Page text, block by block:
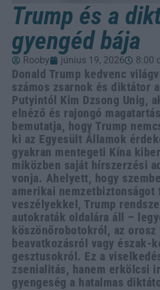
Trump és a
gyengéd bája
Rooby június 19, 2026 8:00
Donald Trump kedvenc
számos zsarnok és diktátor
Putyintól Kim Dzsong Unig,
elnéző és rajongó
bemutatja, hogy Trump
ki az Egyesült Államok
gyakran mentegeti Kína
miközben saját hírszerzési
vonja. Ahelyett, hogy
amerikai nemzetbiztonságot
veszélyekkel, Trump
autokraták oldalára áll –
köszönőrobotokról, az orosz
beavatkozásról vagy észak-
gesztusokról. Ez a
zsenialitás, hanem erkölcsi
gyengeség a hatalmas